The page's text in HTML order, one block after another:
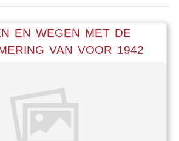
EN WEGEN MET DE
VAN VOOR 1942